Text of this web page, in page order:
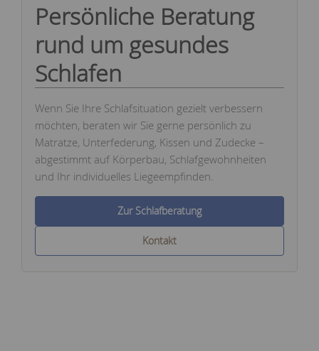
Persönliche Beratung
rund um gesundes
Schlafen
Wenn Sie Ihre Schlafsituation gezielt verbessern
möchten, beraten wir Sie gerne persönlich zu
Matratze, Unterfederung, Kissen und Zudecke –
abgestimmt auf Körperbau, Schlafgewohnheiten
und Ihr individuelles Liegeempfinden.
Zur Schlafberatung
Kontakt